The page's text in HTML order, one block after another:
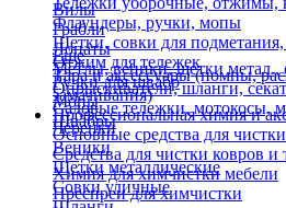
Флаундеры, ручки, мопы
Щетки, совки для
Отжим для тележек
Ручки для швабр
Мопы
Швабры
Вилы
Грабли
Лопаты
Метлы, веники, щетки метал.,
Опрыскиватели, шланги,
Садовые тележки, мотокосы,
Черенки
Веники
Щетки металлические
Совки уличные
Еще
Тара и аксессуары (помпы,
замачивания)
Профессиональная химия и
Основные средства для
Средства для чистки ковров и
Химия для химчистки мебели
Преспреи для химчистки